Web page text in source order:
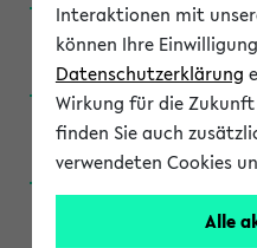
Anglistik: British and
(Einschreibung bis SoSe
Anglistik: British and
(Einschreibung bis SoSe
Anglistik: British and
(Einschreibung bis SoSe
Interaktionen mit
können Ihre
Datenschutzerklärung
Wirkung für die
finden Sie auch
verwendeten Cookies
Alle